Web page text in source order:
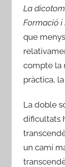
La
Formació i
que
compte la
pràctica,
La doble
dificultats
un camí